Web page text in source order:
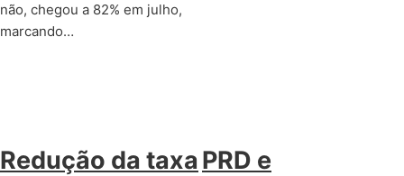
não, chegou a 82% em julho,
marcando…
Redução da taxa PRD e